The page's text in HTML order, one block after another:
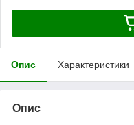
Опис Характеристики
Опис